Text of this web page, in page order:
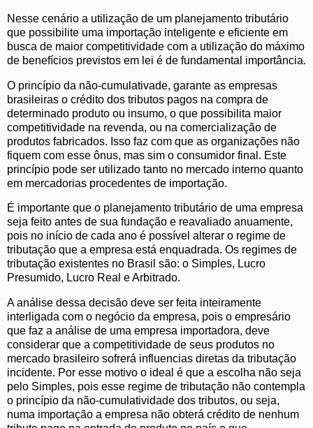
Nesse cenário a utilização de um planejamento tributário
que possibilite uma importação inteligente e eficiente em
busca de maior competitividade com a utilização do máximo
de benefícios previstos em lei é de fundamental importância.
O princípio da não-cumulativade, garante as empresas
brasileiras o crédito dos tributos pagos na compra de
determinado produto ou insumo, o que possibilita maior
competitividade na revenda, ou na comercialização de
produtos fabricados. Isso faz com que as organizações não
fiquem com esse ônus, mas sim o consumidor final. Este
princípio pode ser utilizado tanto no mercado interno quanto
em mercadorias procedentes de importação.
É importante que o planejamento tributário de uma empresa
seja feito antes de sua fundação e reavaliado anuamente,
pois no início de cada ano é possível alterar o regime de
tributação que a empresa está enquadrada. Os regimes de
tributação existentes no Brasil são: o Simples, Lucro
Presumido, Lucro Real e Arbitrado.
A análise dessa decisão deve ser feita inteiramente
interligada com o negócio da empresa, pois o empresário
que faz a análise de uma empresa importadora, deve
considerar que a competitividade de seus produtos no
mercado brasileiro sofrerá influencias diretas da tributação
incidente. Por esse motivo o ideal é que a escolha não seja
pelo Simples, pois esse regime de tributação não contempla
o princípio da não-cumulatividade dos tributos, ou seja,
numa importação a empresa não obterá crédito de nenhum